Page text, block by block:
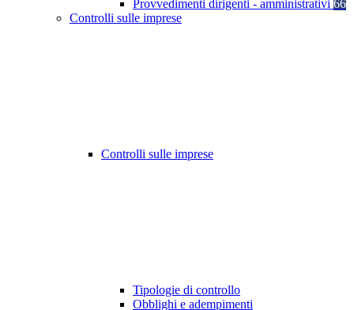
Provvedimenti dirigenti - amministrativi 66
Controlli sulle imprese
Controlli sulle imprese
Tipologie di controllo
Obblighi e adempimenti